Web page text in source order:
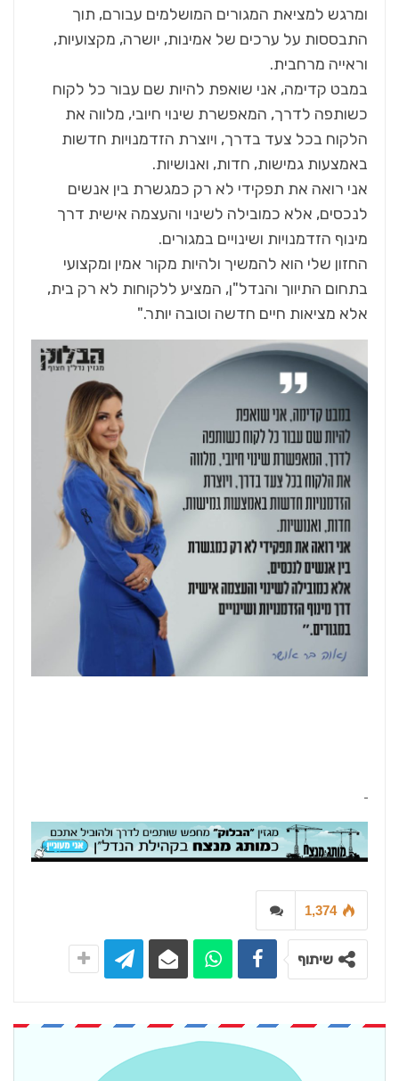
ומרגש למציאת המגורים המושלמים עבורם, תוך
התבססות על ערכים של אמינות, יושרה, מקצועיות,
וראייה מרחבית.
במבט קדימה, אני שואפת להיות שם עבור כל לקוח
כשותפה לדרך, המאפשרת שינוי חיובי, מלווה את
הלקוח בכל צעד בדרך, ויוצרת הזדמנויות חדשות
באמצעות גמישות, חדות, ואנושיות.
אני רואה את תפקידי לא רק כמגשרת בין אנשים
לנכסים, אלא כמובילה לשינוי והעצמה אישית דרך
מינוף הזדמנויות ושינויים במגורים.
החזון שלי הוא להמשיך ולהיות מקור אמין ומקצועי
בתחום התיווך והנדל"ן, המציע ללקוחות לא רק בית,
אלא מציאות חיים חדשה וטובה יותר."
1,374
שיתוף